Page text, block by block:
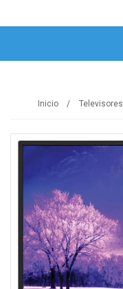
Inicio Televisores